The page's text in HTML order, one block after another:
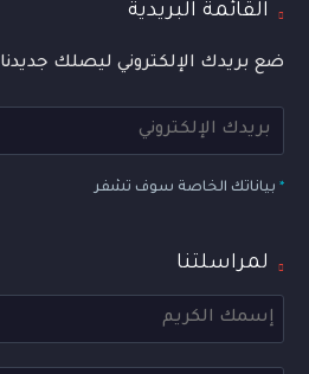
القائمة البريدية
ضع بريدك الإلكتروني ليصلك جديدنا
* بياناتك الخاصة سوف تشفر
لمراسلتنا